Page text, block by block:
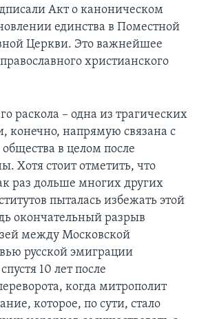
ПУТЕШЕСТВИЕ
Акт о каноническом
единства в Поместной
Церкви. Это важнейшее
христианского
раскола – одна из трагических
конечно, напрямую связана с
в целом после
Хотя стоит отметить, что
раз дольше многих других
пыталась избежать этой
окончательный разрыв
между Московской
русской эмиграции
10 лет после
когда митрополит
которое, по сути, стало